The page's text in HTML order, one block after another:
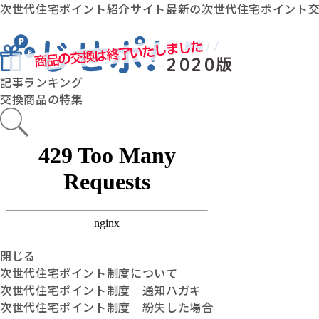
次世代住宅ポイント紹介サイト最新の次世代住宅ポイント
記事ランキング
交換商品の特集
閉じる
次世代住宅ポイント制度について
次世代住宅ポイント制度 通知ハガキ
次世代住宅ポイント制度 紛失した場合